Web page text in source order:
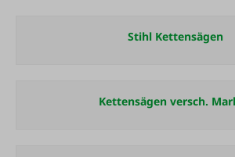
Stihl Kettensägen
Kettensägen versch.